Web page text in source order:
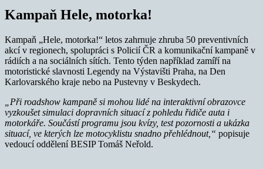
Kampaň Hele, motorka!
Kampaň „Hele, motorka!“ letos zahrnuje zhruba 50 preventivních
akcí v regionech, spolupráci s Policií ČR a komunikační kampaně v
rádiích a na sociálních sítích. Tento týden například zamíří na
motoristické slavnosti Legendy na Výstavišti Praha, na Den
Karlovarského kraje nebo na Pustevny v Beskydech.
„Při roadshow kampaně si mohou lidé na interaktivní obrazovce
vyzkoušet simulaci dopravních situací z pohledu řidiče auta i
motorkáře. Součástí programu jsou kvízy, test pozornosti a ukázka
situací, ve kterých lze motocyklistu snadno přehlédnout,“ popisuje
vedoucí oddělení BESIP Tomáš Neřold.